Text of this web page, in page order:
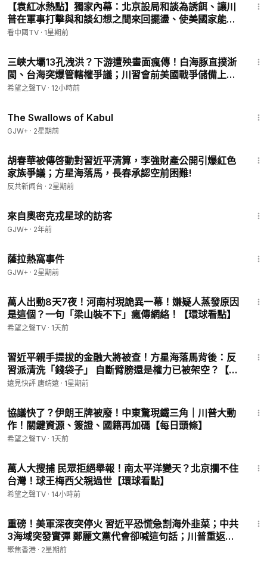
【袁紅冰熱點】獨家內幕：北京設局和談為誘餌、讓川
普在軍事打擊與和談幻想之間來回擺盪、使美國家能量
長期陷伊久拖不絕…中共當下對伊革命衛隊和胡塞武
看中國TV · 1星期前
三峽大壩13孔洩洪？下游遭殃畫面瘋傳！白海豚直撲浙
閩、台海突爆管轄權爭議；川習會前美國戰爭儲備上
桌，習近平17年福建舊地連環震，何立峰履歷交集浮現
希望之聲TV · 12小時前
The Swallows of Kabul
GJW+ · 2星期前
胡春華被傳啓動對習近平清算，李強財產公開引爆紅色
家族爭議；方星海落馬，長春承認空前困難!
反共新闻台 · 2星期前
來自奧密克戎星球的訪客
GJW+ · 2年前
薩拉熱窩事件
GJW+ · 2星期前
萬人出動8天7夜！河南村現詭異一幕！嫌疑人蒸發原因
是這個？一句「梁山裝不下」瘋傳網絡！【環球看點】
希望之聲TV · 1天前
習近平親手提拔的金融大將被查！方星海落馬背後：反
習派清洗「錢袋子」 自斷臂膀還是權力已被架空？【每
日直播精華】遠見快評｜2026.07.25 @靖遠開講#美伊
遠見快評 唐靖遠 · 1星期前
協議快了？伊朗王牌被廢！中東驚現鐵三角｜川普大動
作！關鍵資源、簽證、國籍再加碼【每日頭條】
希望之聲TV · 1天前
萬人大搜捕 民眾拒絕舉報！南太平洋變天？北京攔不住
台灣！球王梅西父親過世【環球看點】
希望之聲TV · 14小時前
重磅！美軍深夜突停火 習近平恐慌急割海外韭菜；中共
3海域突發實彈 鄭麗文黨代會卻喊這句話；川普重返晚
宴：子彈不能解決美國分歧【今日新聞】
聚焦香港 · 2星期前